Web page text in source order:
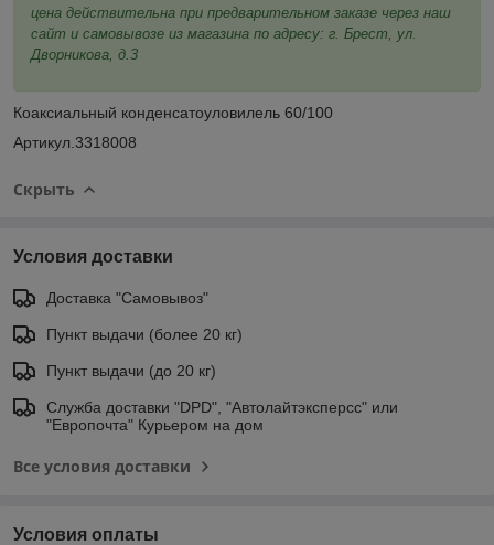
цена действительна при предварительном заказе через наш
сайт и самовывозе из магазина по адресу: г. Брест, ул.
Дворникова, д.3
Коаксиальный конденсатоуловилель 60/100
Артикул.3318008
Скрыть
Условия доставки
Доставка "Самовывоз"
Пункт выдачи (более 20 кг)
Пункт выдачи (до 20 кг)
Служба доставки "DPD", "Автолайтэксперсс" или
"Европочта" Курьером на дом
Все условия доставки
Условия оплаты